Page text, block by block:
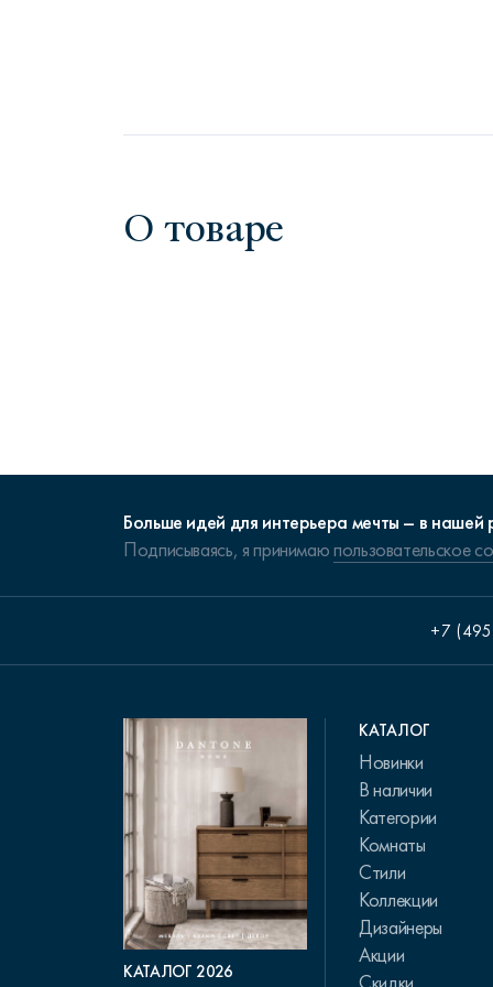
О товаре
Больше идей для интерьера мечты – в нашей
Подписываясь, я принимаюпользовательское
+7
КАТАЛОГ 2026
КАТАЛОГ
Новинки
В наличии
Категории
Комнаты
Стили
Коллекции
Дизайнеры
Акции